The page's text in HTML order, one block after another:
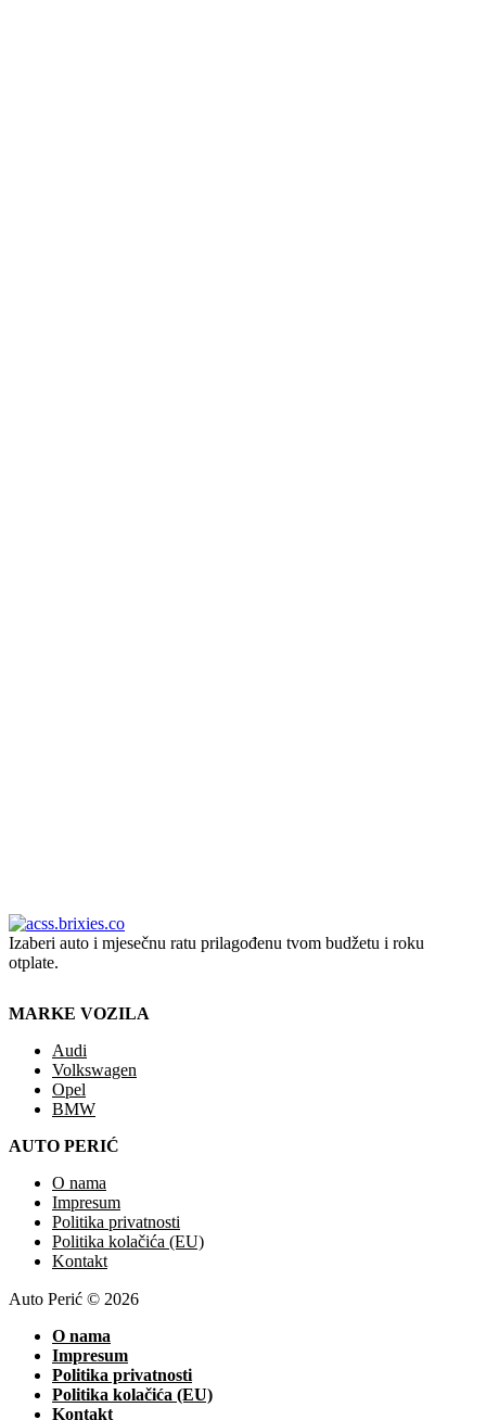
Izaberi auto i mjesečnu ratu prilagođenu tvom budžetu i roku
otplate.
MARKE VOZILA
Audi
Volkswagen
Opel
BMW
AUTO PERIĆ
O nama
Impresum
Politika privatnosti
Politika kolačića (EU)
Kontakt
Auto Perić © 2026
O nama
Impresum
Politika privatnosti
Politika kolačića (EU)
Kontakt